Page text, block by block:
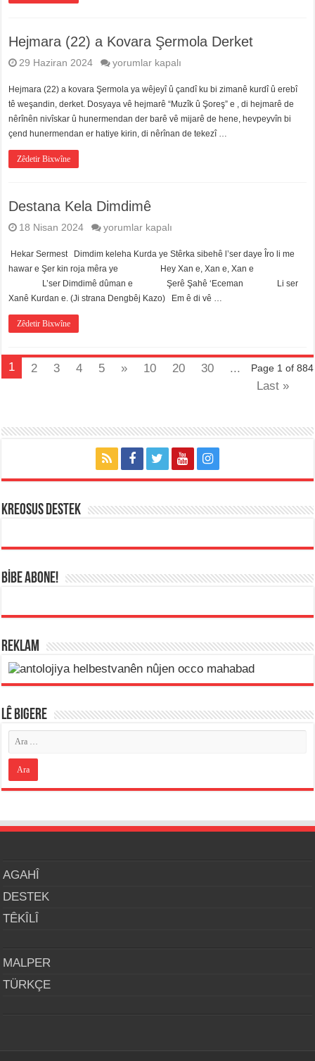
Hejmara (22) a Kovara Şermola Derket
29 Haziran 2024
Hejmara
Kovara
Şermola
Derket
yorumlar kapalı
Hejmara (22) a kovara Şermola ya wêjeyî û çandî ku bi zimanê kurdî û erebî
tê weşandin, derket. Dosyaya vê hejmarê “Muzîk û Şoreş” e , di hejmarê de
nêrînên nivîskar û hunermendan der barê vê mijarê de hene, hevpeyvîn bi
çend hunermendan er hatiye kirin, di nêrînan de tekezî …
Zêdetir Bixwîne
Destana Kela Dimdimê
18 Nisan 2024
Destana
için
yorumlar kapalı
Hekar Sermest Dimdim keleha Kurda ye Stêrka sibehê l’ser daye Îro li me
hawar e Şer kin roja mêra ye Hey Xan e, Xan e, Xan e
L’ser Dimdimê dûman e Şerê Şahê ‘Eceman Li ser
Xanê Kurdan e. (Ji strana Dengbêj Kazo) Em ê di vê …
Zêdetir Bixwîne
Page 1 of 884
1 2 3 4 5 » 10 20 30
...
Last »
KREOSUS DESTEK
BİBE ABONE!
REKLAM
LÊ BIGERE
AGAHÎ
DESTEK
TÊKÎLÎ
MALPER
TÜRKÇE